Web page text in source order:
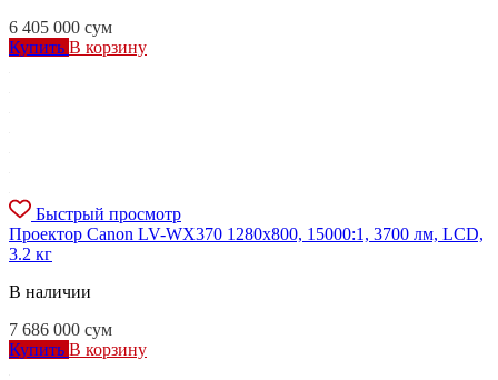
6 405 000 сум
Купить В корзину
Быстрый просмотр
Проектор Canon LV-WX370 1280x800, 15000:1, 3700 лм, LCD,
3.2 кг
В наличии
7 686 000 сум
Купить В корзину